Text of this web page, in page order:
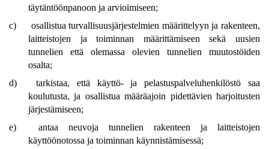
täytäntöönpanoon ja arvioimiseen;
c)
osallistua turvallisuusjärjestelmien määrittelyyn ja rakenteen,
laitteistojen ja toiminnan määrittämiseen sekä uusien
tunnelien että olemassa olevien tunnelien muutostöiden
osalta;
d)
tarkistaa, että käyttö- ja pelastuspalveluhenkilöstö saa
koulutusta, ja osallistua määräajoin pidettävien harjoitusten
järjestämiseen;
e)
antaa neuvoja tunnelien rakenteen ja laitteistojen
käyttöönotossa ja toiminnan käynnistämisessä;